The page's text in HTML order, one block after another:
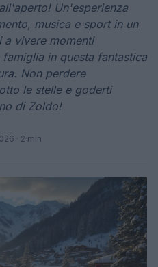
Un'esperienza
musica e sport in un
a vivere momenti
in questa fantastica
Non perdere
le stelle e goderti
di Zoldo!
· 2 min